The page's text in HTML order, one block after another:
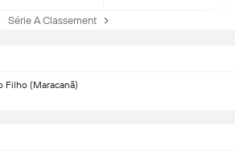
Série A Classement
Filho (Maracanã)